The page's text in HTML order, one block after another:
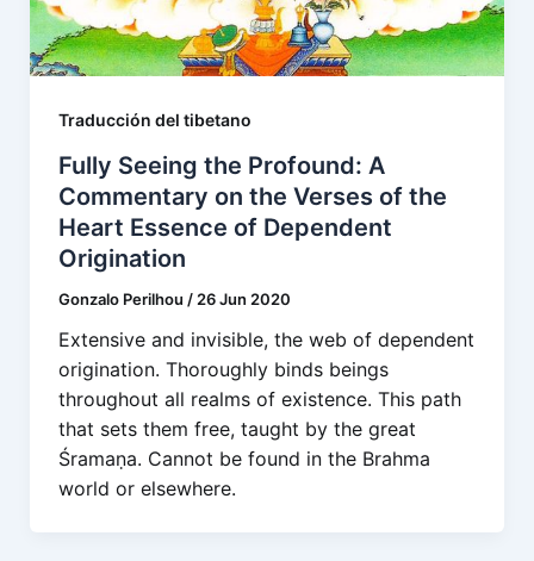
Traducción del tibetano
Fully Seeing the Profound: A
Commentary on the Verses of the
Heart Essence of Dependent
Origination
Gonzalo Perilhou / 26 Jun 2020
Extensive and invisible, the web of dependent
origination. Thoroughly binds beings
throughout all realms of existence. This path
that sets them free, taught by the great
Śramaṇa. Cannot be found in the Brahma
world or elsewhere.